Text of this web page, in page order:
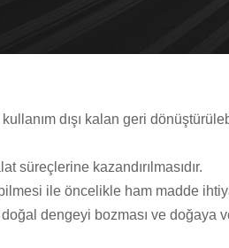
dışı kalan geri
süreçlerine kazandırılmasıdır.
ile öncelikle ham madde
dengeyi bozması ve doğaya